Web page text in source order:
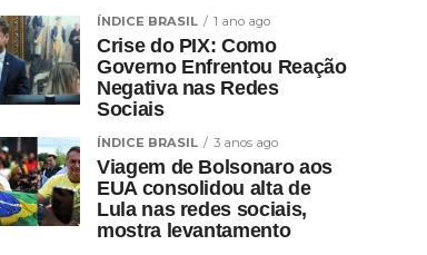
ÍNDICE BRASIL 1 ano ago
Crise do PIX: Como
Governo Enfrentou Reação
Negativa nas Redes
Sociais
ÍNDICE BRASIL 3 anos ago
Viagem de Bolsonaro aos
EUA consolidou alta de
Lula nas redes sociais,
mostra levantamento